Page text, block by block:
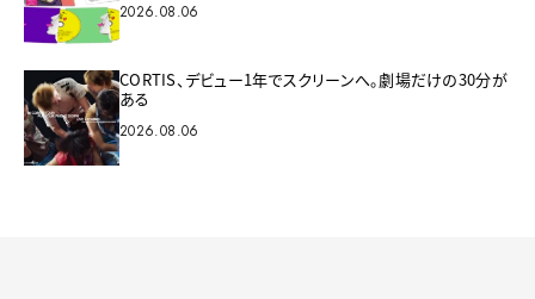
2026.08.06
CORTIS、デビュー1年でスクリーンへ。劇場だけの30分が
ある
2026.08.06